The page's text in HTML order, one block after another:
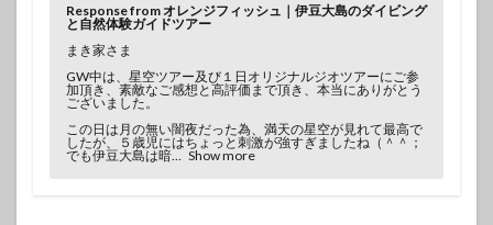
Response from オレンジフィッシュ｜伊豆大島のダイビング
と自然体験ガイドツアー
まき家さま
GW中は、星空ツアー及び１日オリジナルジオツアーにご参
加頂き、素敵なご感想と高評価まで頂き、本当にありがとう
ございました。
この日は月の無い闇夜だった為、満天の星空が見れて最高で
したが、５歳児にはちょっと刺激が強すぎましたね（＾＾；
でも伊豆大島は暗
Show more